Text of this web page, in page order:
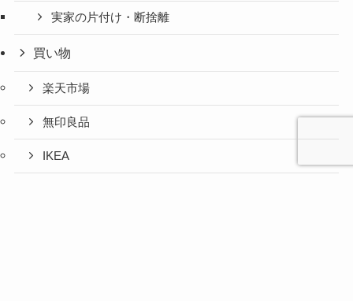
実家の片付け・断捨離
買い物
楽天市場
無印良品
IKEA